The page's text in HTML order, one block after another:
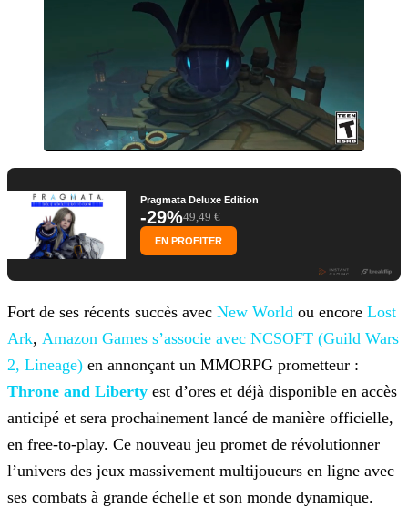
Pragmata Deluxe Edition
-29%49,49 €
EN PROFITER
Fort de ses récents succès avec New World ou encore Lost
Ark, Amazon Games s’associe avec NCSOFT (Guild Wars
2, Lineage) en annonçant un MMORPG prometteur :
Throne and Liberty est d’ores et déjà disponible en accès
anticipé et sera prochainement lancé de manière officielle,
en free-to-play. Ce nouveau jeu promet de révolutionner
l’univers des jeux massivement multijoueurs en ligne avec
ses combats à grande échelle et son monde dynamique.